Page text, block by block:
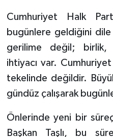
Cumhuriyet Halk
bugünlere geldiğini
gerilime değil; birlik,
ihtiyacı var.
tekelinde değildir.
gündüz çalışarak
Önlerinde yeni bir
Başkan Taşlı, bu